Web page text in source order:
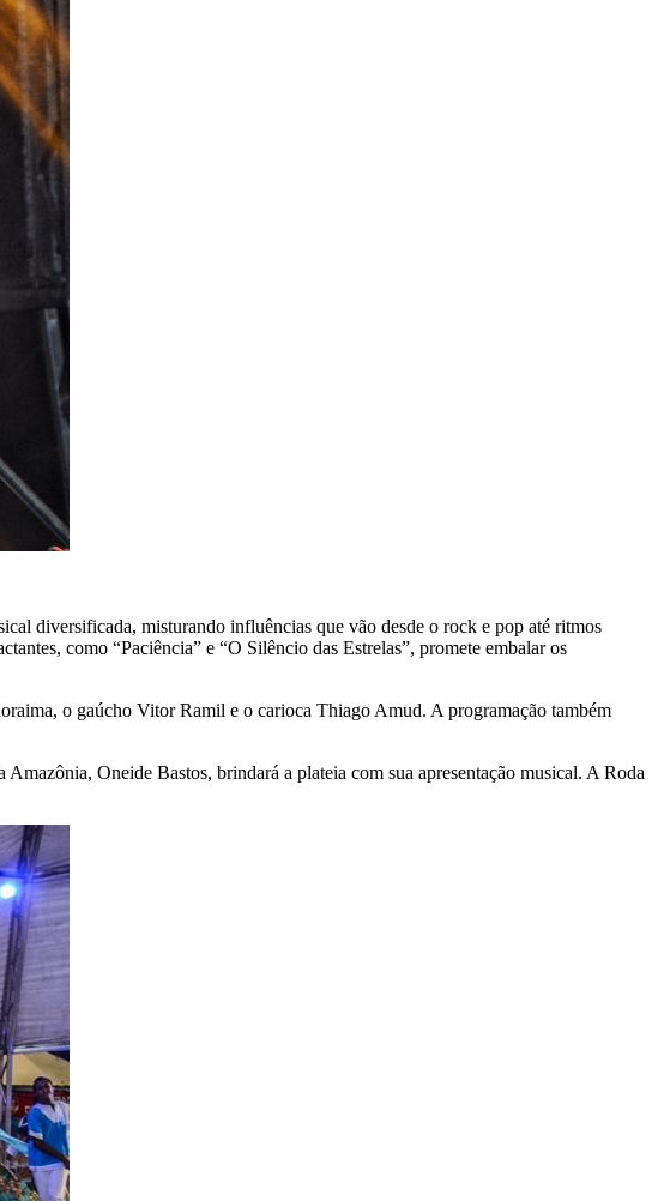
diversificada, misturando influências que vão desde o rock e pop até ritmos
como “Paciência” e “O Silêncio das Estrelas”, promete embalar os
o gaúcho Vitor Ramil e o carioca Thiago Amud. A programação também
Oneide Bastos, brindará a plateia com sua apresentação musical. A Roda